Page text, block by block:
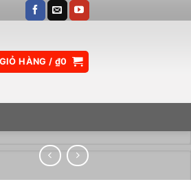
GIỎ HÀNG / ₫0